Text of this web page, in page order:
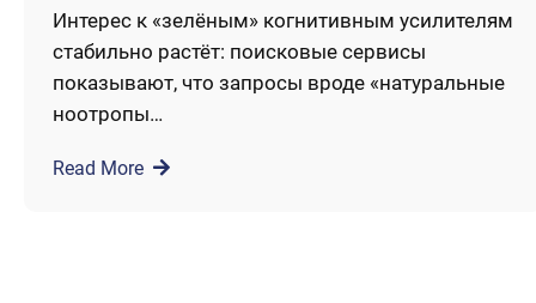
Интерес к «зелёным» когнитивным усилителям
стабильно растёт: поисковые сервисы
показывают, что запросы вроде «натуральные
ноотропы…
Read More